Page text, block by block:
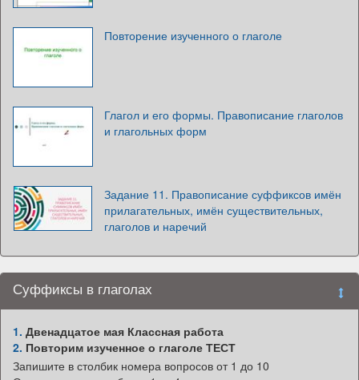
Повторение изученного о глаголе
Глагол и его формы. Правописание глаголов
и глагольных форм
Задание 11. Правописание суффиксов имён
прилагательных, имён существительных,
глаголов и наречий
Суффиксы в глаголах
1. Двенадцатое мая Классная работа
2. Повторим изученное о глаголе ТЕСТ
Запишите в столбик номера вопросов от 1 до 10